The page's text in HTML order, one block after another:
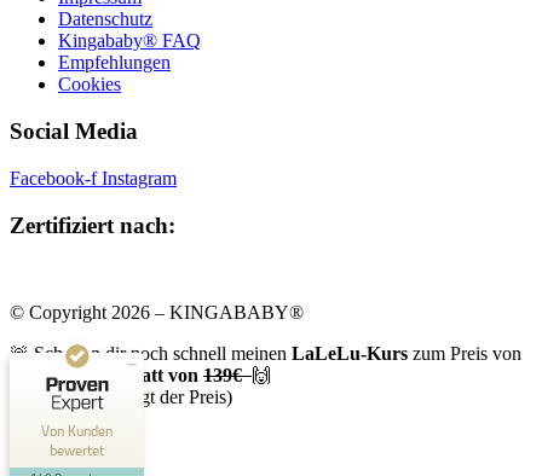
Datenschutz
Kingababy® FAQ
Empfehlungen
Cookies
Social Media
Facebook-f Instagram
Zertifiziert nach:
© Copyright 2026 – KINGABABY®
🚨 Schnapp dir noch schnell meinen LaLeLu-Kurs zum Preis von
aktuell
119€ anstatt von 139€🙌
(am 23.11.24 steigt der Preis)
Tage
Stunden
Von Kunden
bewertet
Victoria Kinga
Empfehlungen auf
134
6
Bewertungen von 1
anderen Quelle